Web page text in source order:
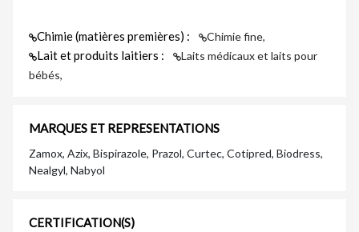
Chimie (matières premières) : Chimie fine,
Lait et produits laitiers :
Laits médicaux et laits pour
bébés,
MARQUES ET REPRESENTATIONS
Zamox, Azix, Bispirazole, Prazol, Curtec, Cotipred, Biodress,
Nealgyl, Nabyol
CERTIFICATION(S)